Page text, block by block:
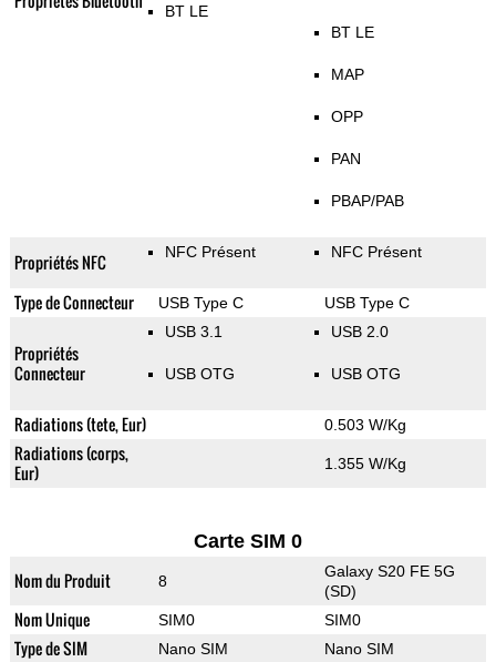
BT LE
BT LE
MAP
OPP
PAN
PBAP/PAB
Propriétés NFC NFC Présent NFC Présent
Type de Connecteur USB Type C USB Type C
Propriétés
Connecteur
USB 3.1
USB OTG
USB 2.0
USB OTG
Radiations (tete, Eur) 0.503 W/Kg
Radiations (corps,
Eur)
1.355 W/Kg
Carte SIM 0
Nom du Produit 8
Galaxy S20 FE 5G
(SD)
Nom Unique SIM0 SIM0
Type de SIM Nano SIM Nano SIM